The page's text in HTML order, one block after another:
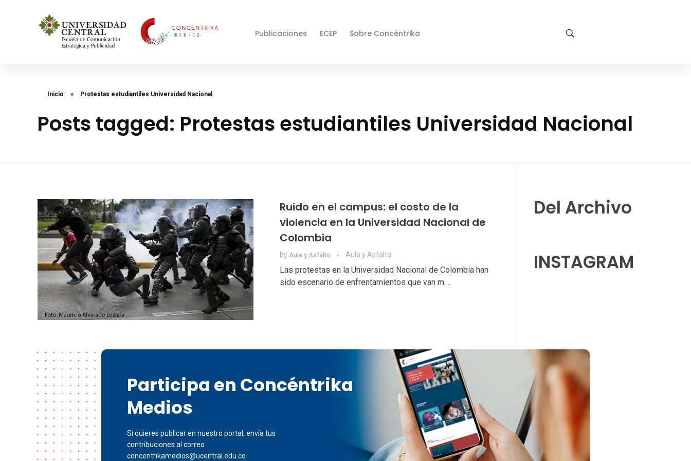
Publicaciones ECEP Sobre Concéntrika
Inicio » Protestas estudiantiles Universidad Nacional
Posts tagged: Protestas estudiantiles Universidad Nacional
Ruido en el campus: el costo de la
violencia en la Universidad Nacional de
Colombia
by Aula y Asfalto Aula y Asfalto
Las protestas en la Universidad Nacional de Colombia han
sido escenario de enfrentamientos que van m ...
Del Archivo
INSTAGRAM
Participa en Concéntrika
Medios
Si quieres publicar en nuestro portal, envía tus
contribuciones al correo
concentrikamedios@ucentral.edu.co